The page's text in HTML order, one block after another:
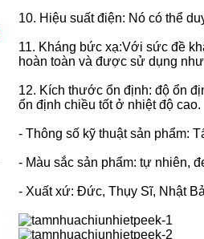
10. Hiệu suất điện: Nó có thể
11. Kháng bức xạ:Với sức đề
hoàn toàn và được sử dụng
12. Kích thước ổn định: độ ổn
ổn định chiều tốt ở nhiệt độ cao.
- Thông số kỹ thuật sản phẩm:
- Màu sắc sản phẩm: tự nhiên,
- Xuất xứ: Đức, Thụy Sĩ, Nhật